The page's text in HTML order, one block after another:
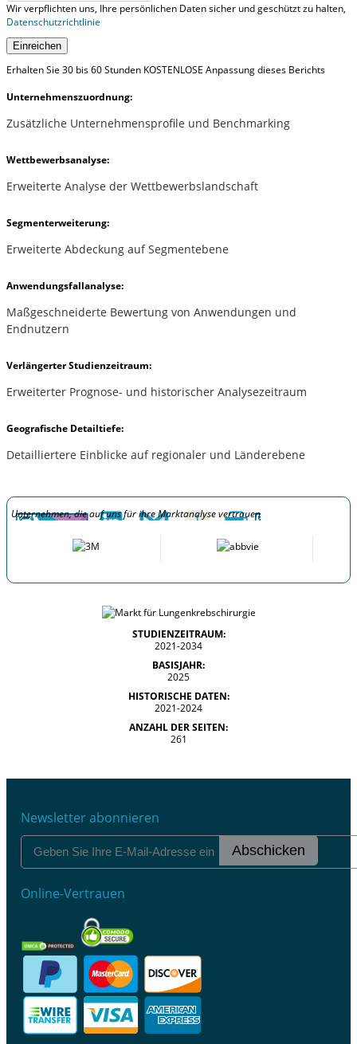
Wir verpflichten uns, Ihre persönlichen Daten sicher und geschützt zu halten,
Datenschutzrichtlinie
Einreichen
Erhalten Sie 30 bis 60 Stunden KOSTENLOSE Anpassung dieses Berichts
Unternehmenszuordnung:
Zusätzliche Unternehmensprofile und Benchmarking
Wettbewerbsanalyse:
Erweiterte Analyse der Wettbewerbslandschaft
Segmenterweiterung:
Erweiterte Abdeckung auf Segmentebene
Anwendungsfallanalyse:
Maßgeschneiderte Bewertung von Anwendungen und
Endnutzern
Verlängerter Studienzeitraum:
Erweiterter Prognose- und historischer Analysezeitraum
Geografische Detailtiefe:
Detailliertere Einblicke auf regionaler und Länderebene
Unternehmen, die auf uns für ihre Marktanalyse vertrauen
STUDIENZEITRAUM:
2021-2034
BASISJAHR:
2025
HISTORISCHE DATEN:
2021-2024
ANZAHL DER SEITEN:
261
Newsletter abonnieren
Abschicken
Online-Vertrauen